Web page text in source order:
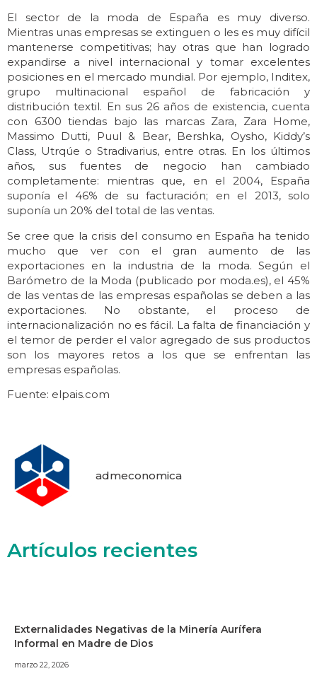
El sector de la moda de España es muy diverso.
Mientras unas empresas se extinguen o les es muy difícil
mantenerse competitivas; hay otras que han logrado
expandirse a nivel internacional y tomar excelentes
posiciones en el mercado mundial. Por ejemplo, Inditex,
grupo multinacional español de fabricación y
distribución textil. En sus 26 años de existencia, cuenta
con 6300 tiendas bajo las marcas Zara, Zara Home,
Massimo Dutti, Puul & Bear, Bershka, Oysho, Kiddy’s
Class, Utrqúe o Stradivarius, entre otras. En los últimos
años, sus fuentes de negocio han cambiado
completamente: mientras que, en el 2004, España
suponía el 46% de su facturación; en el 2013, solo
suponía un 20% del total de las ventas.
Se cree que la crisis del consumo en España ha tenido
mucho que ver con el gran aumento de las
exportaciones en la industria de la moda. Según el
Barómetro de la Moda (publicado por moda.es), el 45%
de las ventas de las empresas españolas se deben a las
exportaciones. No obstante, el proceso de
internacionalización no es fácil. La falta de financiación y
el temor de perder el valor agregado de sus productos
son los mayores retos a los que se enfrentan las
empresas españolas.
Fuente: elpais.com
admeconomica
Artículos recientes
Externalidades Negativas de la Minería Aurífera
Informal en Madre de Dios
marzo 22, 2026